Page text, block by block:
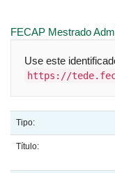
FECAP Mestrado
Use este
https://
Tipo:
Título: